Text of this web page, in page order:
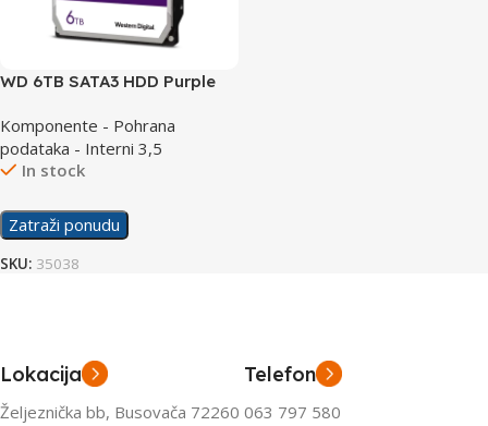
WD 6TB SATA3 HDD Purple
Komponente - Pohrana
podataka - Interni 3,5
In stock
Zatraži ponudu
SKU: 35038
Lokacija
Željeznička bb, Busovača 72260
Telefon
063 797 580